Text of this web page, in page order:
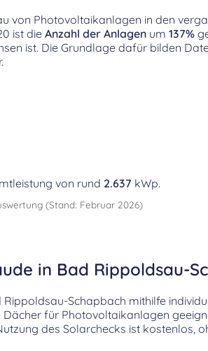
von Photovoltaikanlagen in den
ist dieAnzahl der Anlagen um 137%
ist. Die Grundlage dafür bilden
von rund 2.637 kWp.
(Stand: Februar 2026)
in Bad Rippoldsau-
Schapbach mithilfe
für Photovoltaikanlagen
des Solarchecks ist kostenlos,